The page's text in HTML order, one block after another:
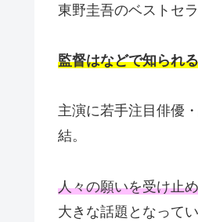
東野圭吾のベストセ
監督はなどで知られ
主演に若手注目俳優
結。
人々の願いを受け止
大きな話題となってい